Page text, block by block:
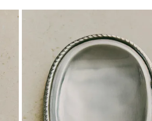
تم تغيير الصورة إلى 1 من 5